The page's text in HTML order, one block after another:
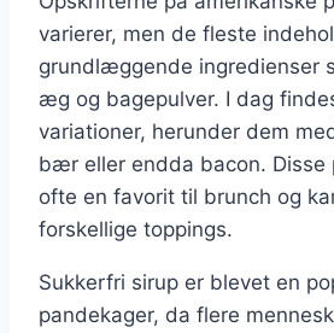
varierer, men de fleste
grundlæggende ingredienser
æg og bagepulver. I dag
variationer, herunder dem
bær eller endda bacon. Disse
ofte en favorit til brunch og
forskellige toppings.
Sukkerfri sirup er blevet en
pandekager, da flere